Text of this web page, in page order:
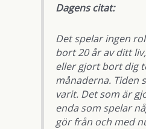
Dagens citat:
Det spelar ingen
bort 20 år av ditt
eller gjort bort dig
månaderna. Tiden
varit. Det som är
enda som spelar
gör från och med